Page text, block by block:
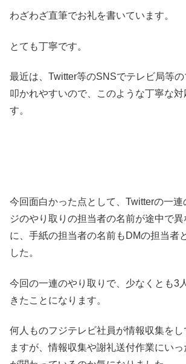
わざわざ直筆でお礼を書いています。
とても丁寧です。
最近は、Twitter等のSNSでテレビ局等
叩かれやすいので、このような丁寧な
す。
今回面白かった点として、Twitterの一
ジのやり取りの担当者の名前が途中で
に、手紙の担当者の名前もDMの担当者
した。
今回の一連のやり取りで、少なくとも3
きたことになります。
何人ものフジテレビ社員が情報収集を
ますが、情報収集や謝礼送付作業にい